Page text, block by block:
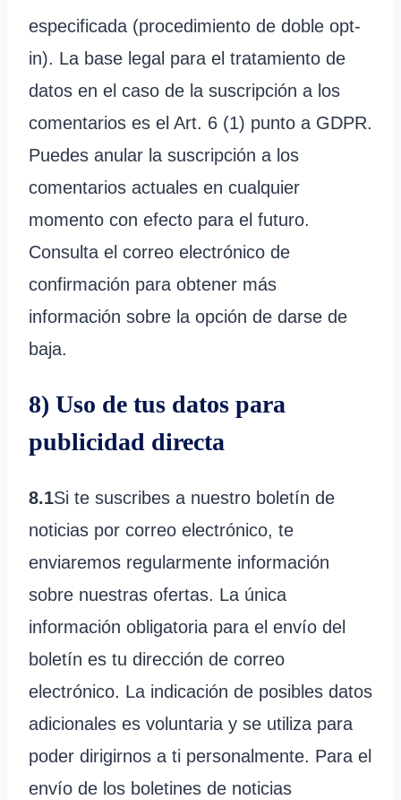
especificada (procedimiento de doble opt-
in). La base legal para el tratamiento de
datos en el caso de la suscripción a los
comentarios es el Art. 6 (1) punto a GDPR.
Puedes anular la suscripción a los
comentarios actuales en cualquier
momento con efecto para el futuro.
Consulta el correo electrónico de
confirmación para obtener más
información sobre la opción de darse de
baja.
8) Uso de tus datos para
publicidad directa
8.1Si te suscribes a nuestro boletín de
noticias por correo electrónico, te
enviaremos regularmente información
sobre nuestras ofertas. La única
información obligatoria para el envío del
boletín es tu dirección de correo
electrónico. La indicación de posibles datos
adicionales es voluntaria y se utiliza para
poder dirigirnos a ti personalmente. Para el
envío de los boletines de noticias